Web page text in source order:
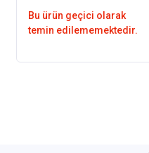
Bu ürün geçici olarak
temin edilememektedir.